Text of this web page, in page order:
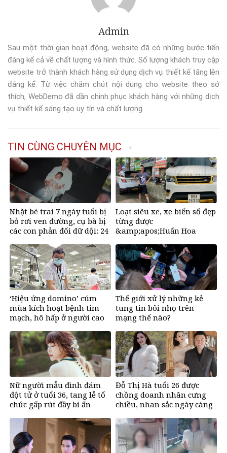
Admin
Sau một thời gian hoạt động, website đã có những bước tiến
đáng kể cả về chất lượng và hình thức. Số lượng khách truy cập
website trở thành khách hàng sử dụng dịch vụ thiết kế tăng lên
đáng kể. Từ việc chăm chút nội dung cho website theo sở
thích, WebDemo đã dần chinh phục khách hàng với những dịch
vụ thiết kế sáng tạo uy tín và chất lượng.
TIN CÙNG CHUYÊN MỤC
Nhặt bé trai 7 ngày tuổi bị
bỏ rơi ven đường, cụ bà bị
các con phản đối dữ dội: 24
động
Loạt siêu xe, xe biển số đẹp
từng được
&amp;apos;Huấn Hoa
sốt mạng
‘Hiệu ứng domino’ cúm
mùa kích hoạt bệnh tim
mạch, hô hấp ở người cao
Thế giới xử lý những kẻ
tung tin bôi nhọ trên
mạng thế nào?
Nữ người mẫu đình đám
đột tử ở tuổi 36, tang lễ tổ
chức gấp rút đầy bí ẩn
Đỗ Thị Hà tuổi 26 được
chồng doanh nhân cưng
chiều, nhan sắc ngày càng